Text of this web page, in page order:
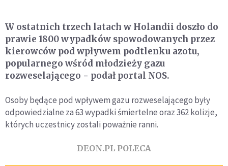
W ostatnich trzech latach w Holandii doszło do
prawie 1800 wypadków spowodowanych przez
kierowców pod wpływem podtlenku azotu,
popularnego wśród młodzieży gazu
rozweselającego - podał portal NOS.
Osoby będące pod wpływem gazu rozweselającego były
odpowiedzialne za 63 wypadki śmiertelne oraz 362 kolizje,
których uczestnicy zostali poważnie ranni.
DEON.PL POLECA